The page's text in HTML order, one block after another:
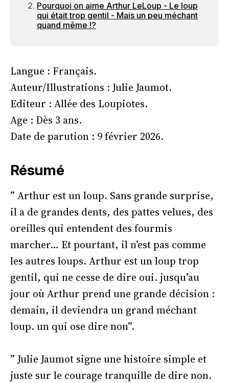
Pourquoi on aime Arthur LeLoup - Le loup
qui était trop gentil - Mais un peu méchant
quand même !?
Langue : Français.
Auteur/Illustrations : Julie Jaumot.
Editeur : Allée des Loupiotes.
Age : Dès 3 ans.
Date de parution : 9 février 2026.
Résumé
” Arthur est un loup. Sans grande surprise,
il a de grandes dents, des pattes velues, des
oreilles qui entendent des fourmis
marcher… Et pourtant, il n’est pas comme
les autres loups. Arthur est un loup trop
gentil, qui ne cesse de dire oui. jusqu’au
jour où Arthur prend une grande décision :
demain, il deviendra un grand méchant
loup. un qui ose dire non”.
” Julie Jaumot signe une histoire simple et
juste sur le courage tranquille de dire non.